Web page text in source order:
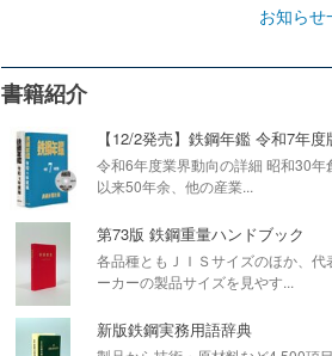
お知らせ
書籍紹介
【12/2発売】鉄鋼年鑑 令和7年度
令和6年度業界動向の詳細 昭和30年
以来50年余、他の産業...
第73版 鉄鋼重量ハンドブック
各品種ともＪＩＳサイズのほか、代
ーカーの製品サイズを見やす...
新版鉄鋼実務用語辞典